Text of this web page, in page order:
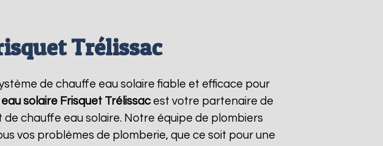
Trélissac
de chauffe eau solaire fiable et efficace pour
solaire Frisquet Trélissacest votre partenaire de
chauffe eau solaire. Notre équipe de plombiers
vos problèmes de plomberie, que ce soit pour une